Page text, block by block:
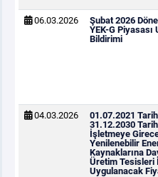
06.03.2026
Şubat 2026
YEK-G Piyasası
Bildirimi
04.03.2026
01.07.2021
31.12.2030
İşletmeye
Yenilenebilir
Kaynaklarına
Üretim Tesisleri
Uygulanacak